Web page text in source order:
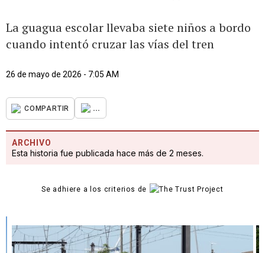
La guagua escolar llevaba siete niños a bordo
cuando intentó cruzar las vías del tren
26 de mayo de 2026 - 7:05 AM
COMPARTIR ...
ARCHIVO
Esta historia fue publicada hace más de 2 meses.
Se adhiere a los criterios de